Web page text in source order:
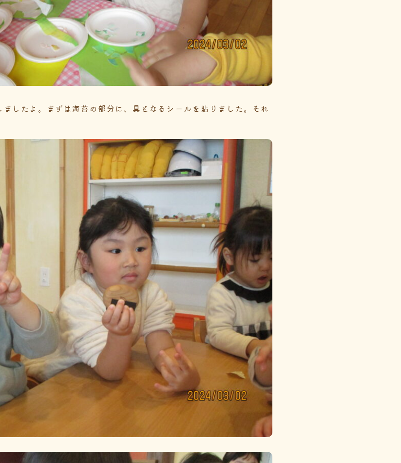
したよ。まずは海苔の部分に、具となるシールを貼りました。それ